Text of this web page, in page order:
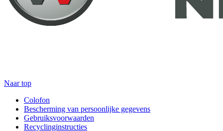
Naar top
Colofon
Bescherming van persoonlijke gegevens
Gebruiksvoorwaarden
Recyclinginstructies